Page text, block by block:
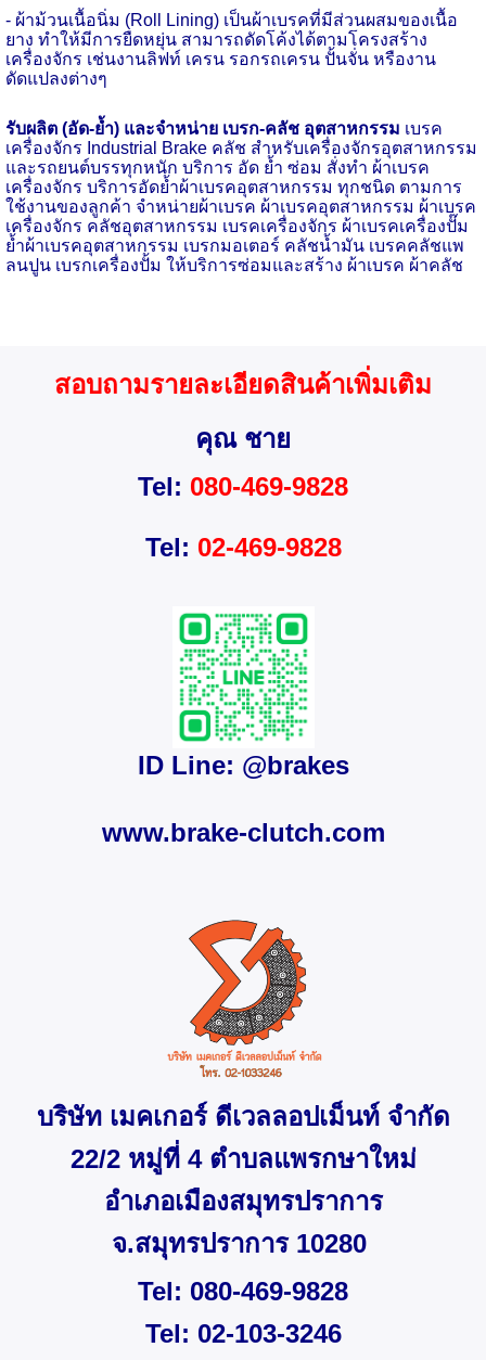
- ผ้าม้วนเนื้อนิ่ม (Roll Lining) เป็นผ้าเบรคที่มีส่วนผสมของเนื้อ
ยาง ทำให้มีการยืดหยุ่น สามารถดัดโค้งได้ตามโครงสร้าง
เครื่องจักร เช่นงานลิฟท์ เครน รอกรถเครน ปั้นจั่น หรืองาน
ดัดแปลงต่างๆ
รับผลิต (อัด-ย้ำ) และจำหน่าย เบรก-คลัช อุตสาหกรรม เบรค
เครื่องจักร Industrial Brake คลัช สำหรับเครื่องจักรอุตสาหกรรม
และรถยนต์บรรทุกหนัก บริการ อัด ย้ำ ซ่อม สั่งทำ ผ้าเบรค
เครื่องจักร บริการอัดย้ำผ้าเบรคอุตสาหกรรม ทุกชนิด ตามการ
ใช้งานของลูกค้า จำหน่ายผ้าเบรค ผ้าเบรคอุตสาหกรรม ผ้าเบรค
เครื่องจักร คลัชอุตสาหกรรม เบรคเครื่องจักร ผ้าเบรคเครื่องปั๊ม
ย้ำผ้าเบรคอุตสาหกรรม เบรกมอเตอร์ คลัชน้ำมัน เบรคคลัชแพ
ลนปูน เบรกเครื่องปั้ม ให้บริการซ่อมและสร้าง ผ้าเบรค ผ้าคลัช
สอบถามรายละเอียดสินค้าเพิ่มเติม
คุณ ชาย
Tel: 080-469-9828
Tel: 02-469-9828
ID Line: @brakes
www.brake-clutch.com
บริษัท เมคเกอร์ ดีเวลลอปเม็นท์ จำกัด
22/2 หมู่ที่ 4 ตำบลแพรกษาใหม่
อำเภอเมืองสมุทรปราการ
จ.สมุทรปราการ 10280
Tel: 080-469-9828
Tel: 02-103-3246